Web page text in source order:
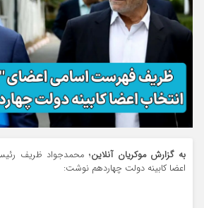
به گزارش موکریان آنلاین؛ محمدجواد ظریف
اعضا کابینه دولت چهاردهم نوشت: